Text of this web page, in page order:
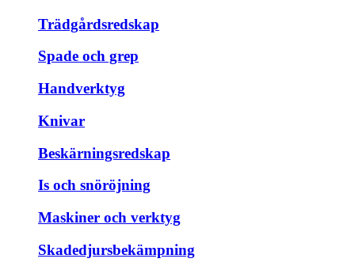
Trädgårdsredskap
Spade och grep
Handverktyg
Knivar
Beskärningsredskap
Is och snöröjning
Maskiner och verktyg
Skadedjursbekämpning